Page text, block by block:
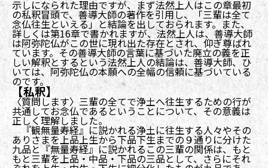
示しになられた理由ですが、まず法然上人はこの章最初
の私釈冒頭で、善導大師の著作を引用し、「三輩は全て
念仏往生といえる」と結論を出しておられます。また、
詳しくは第16章で書かれますが、法然上人は、善導大師
は阿弥陀仏がこの世に現れ出た存在とされ、仰ぎ尊ばれ
ています。その善導大師の言葉に基づいた廃立の義を正
しい解釈とするという法然上人の結論は、善導大師、ひ
いては、阿弥陀仏の本願への全幅の信頼に基づいている
のです。
【私釈】
〈質問します〉三輩の全てで浄土へ往生するための行が
共通してお念仏であるということについて、その意義は
正しく理解しました。
『観無量寿経』に説かれる浄土に往生する人々やその
ありさまを上品上生から下品下生までの９通りに分けた
九品と『無量寿経』に説かれるこの三輩の関係は、もと
もと三輩を上品・中品・下品の三品として、さらにそれ